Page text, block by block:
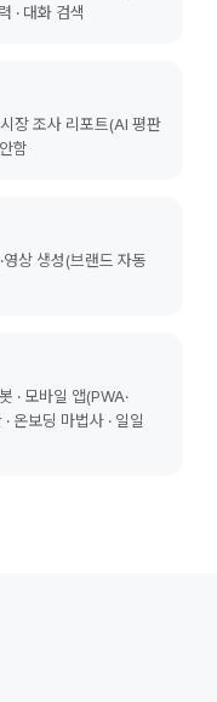
· 대화 검색
장 조사 리포트(AI 평판
함
영상 생성(브랜드 자동
· 모바일 앱(PWA·
온보딩 마법사 · 일일